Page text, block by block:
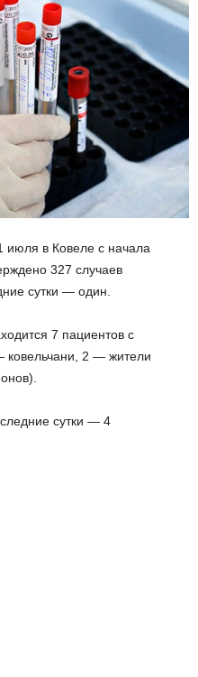
июля в Ковеле с начала
327 случаев
сутки — один.
7 пациентов с
ковельчани, 2 — жители
сутки — 4